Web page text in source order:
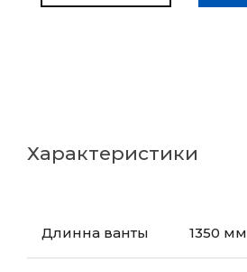
Характеристики
Длинна ванты 1350 мм